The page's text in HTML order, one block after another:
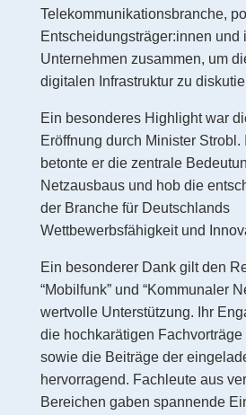
Telekommunikationsbranche,
Entscheidungsträger:innen und
Unternehmen zusammen, um
digitalen Infrastruktur zu
Ein besonderes Highlight war
Eröffnung durch Minister Strobl.
betonte er die zentrale
Netzausbaus und hob die
der Branche für Deutschlands
Wettbewerbsfähigkeit und
Ein besonderer Dank gilt den
“Mobilfunk” und “Kommunaler
wertvolle Unterstützung. Ihr
die hochkarätigen
sowie die Beiträge der
hervorragend. Fachleute aus
Bereichen gaben spannende